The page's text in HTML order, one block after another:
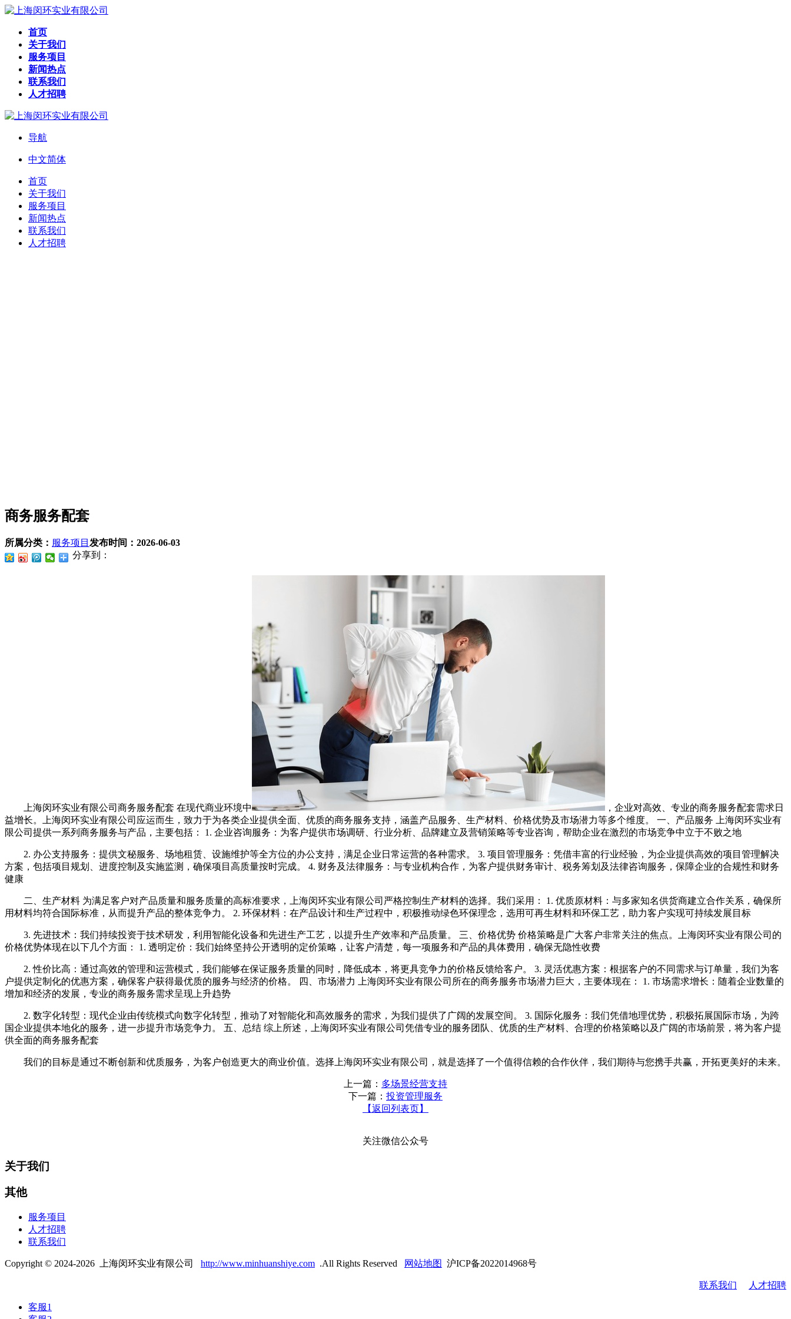
首页
关于我们
服务项目
新闻热点
联系我们
人才招聘
导航
中文简体
首页
关于我们
服务项目
新闻热点
联系我们
人才招聘
商务服务配套
所属分类： 服务项目 发布时间： 2026-06-03
分享到：
上海闵环实业有限公司商务服务配套 在现代商业环境中
，企业对高效、专业的商务服务配套需求日
益增长。上海闵环实业有限公司应运而生，致力于为各类企业提供全面、优质的商务服务支持，涵盖产品服务、生产材料、价格优势及市场潜力等多个维度。 一、产品服务 上海闵环实业有
限公司提供一系列商务服务与产品，主要包括： 1. 企业咨询服务：为客户提供市场调研、行业分析、品牌建立及营销策略等专业咨询，帮助企业在激烈的市场竞争中立于不败之地
2. 办公支持服务：提供文秘服务、场地租赁、设施维护等全方位的办公支持，满足企业日常运营的各种需求。 3. 项目管理服务：凭借丰富的行业经验，为企业提供高效的项目管理解决
方案，包括项目规划、进度控制及实施监测，确保项目高质量按时完成。 4. 财务及法律服务：与专业机构合作，为客户提供财务审计、税务筹划及法律咨询服务，保障企业的合规性和财务
健康
二、生产材料 为满足客户对产品质量和服务质量的高标准要求，上海闵环实业有限公司严格控制生产材料的选择。我们采用： 1. 优质原材料：与多家知名供货商建立合作关系，确保所
用材料均符合国际标准，从而提升产品的整体竞争力。 2. 环保材料：在产品设计和生产过程中，积极推动绿色环保理念，选用可再生材料和环保工艺，助力客户实现可持续发展目标
3. 先进技术：我们持续投资于技术研发，利用智能化设备和先进生产工艺，以提升生产效率和产品质量。 三、价格优势 价格策略是广大客户非常关注的焦点。上海闵环实业有限公司的
价格优势体现在以下几个方面： 1. 透明定价：我们始终坚持公开透明的定价策略，让客户清楚，每一项服务和产品的具体费用，确保无隐性收费
2. 性价比高：通过高效的管理和运营模式，我们能够在保证服务质量的同时，降低成本，将更具竞争力的价格反馈给客户。 3. 灵活优惠方案：根据客户的不同需求与订单量，我们为客
户提供定制化的优惠方案，确保客户获得最优质的服务与经济的价格。 四、市场潜力 上海闵环实业有限公司所在的商务服务市场潜力巨大，主要体现在： 1. 市场需求增长：随着企业数量的
增加和经济的发展，专业的商务服务需求呈现上升趋势
2. 数字化转型：现代企业由传统模式向数字化转型，推动了对智能化和高效服务的需求，为我们提供了广阔的发展空间。 3. 国际化服务：我们凭借地理优势，积极拓展国际市场，为跨
国企业提供本地化的服务，进一步提升市场竞争力。 五、总结 综上所述，上海闵环实业有限公司凭借专业的服务团队、优质的生产材料、合理的价格策略以及广阔的市场前景，将为客户提
供全面的商务服务配套
我们的目标是通过不断创新和优质服务，为客户创造更大的商业价值。选择上海闵环实业有限公司，就是选择了一个值得信赖的合作伙伴，我们期待与您携手共赢，开拓更美好的未来。
上一篇： 多场景经营支持
下一篇： 投资管理服务
【返回列表页】
关注微信公众号
关于我们
其他
服务项目
人才招聘
联系我们
Copyright © 2024-2026 上海闵环实业有限公司 http://www.minhuanshiye.com .All Rights Reserved 网站地图 沪ICP备2022014968号
联系我们 人才招聘
客服1